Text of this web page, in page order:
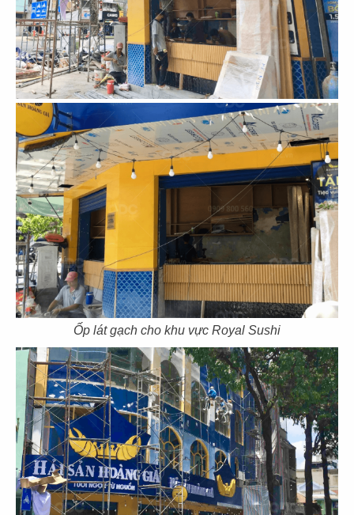
Ốp lát gạch cho khu vực Royal Sushi
89
SUSHI MASA
CN Thạch Thị Thanh - Q.1
90
TOKYO DELI
CN Khu đô thị SALA - Q.2
91
UNAGI
CN Thái Văn Lung
92
DENKI
93
HANA YA SHIKI
CN Gò Vấp
94
TOHOKU
CN Vincom Đồng Khởi